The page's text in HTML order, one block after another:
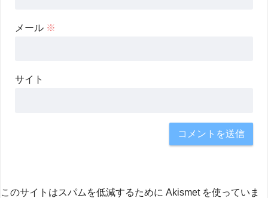
メール ※
サイト
このサイトはスパムを低減するために Akismet を使っていま